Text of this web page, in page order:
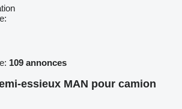
109 annonces
essieux MAN pour camion